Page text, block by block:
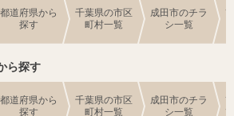
都道府県から
探す
千葉県の市区
町村一覧
成田市のチラ
シ一覧
ら探す
都道府県から
探す
千葉県の市区
町村一覧
成田市のチラ
シ一覧